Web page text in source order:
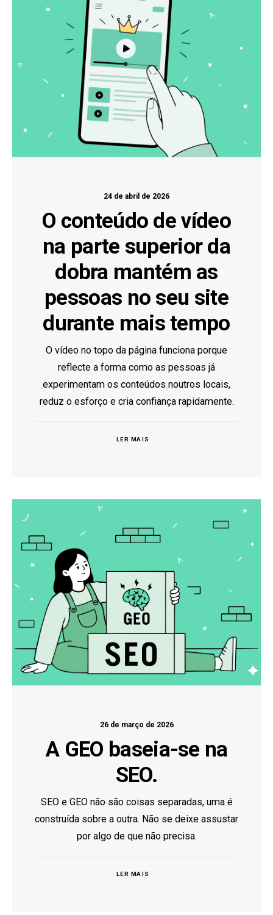
24 de abril de 2026
O conteúdo de vídeo
na parte superior da
dobra mantém as
pessoas no seu site
durante mais tempo
O vídeo no topo da página funciona porque
reflecte a forma como as pessoas já
experimentam os conteúdos noutros locais,
reduz o esforço e cria confiança rapidamente.
LER MAIS
26 de março de 2026
A GEO baseia-se na
SEO.
SEO e GEO não são coisas separadas, uma é
construída sobre a outra. Não se deixe assustar
por algo de que não precisa.
LER MAIS